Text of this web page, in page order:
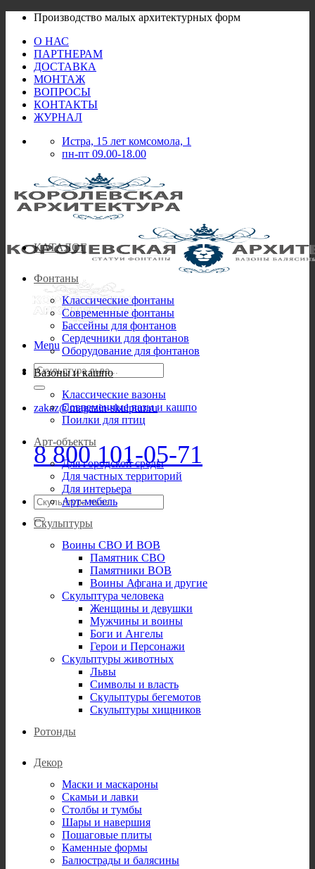
Skip
content
Производство малых архитектурных форм
О НАС
ПАРТНЕРАМ
ДОСТАВКА
МОНТАЖ
ВОПРОСЫ
КОНТАКТЫ
ЖУРНАЛ
Истра, 15 лет комсомола, 1
пн-пт 09.00-18.00
Menu
Искать:
zakaz@magazin-skulptur.ru
8 800 101-05-71
Искать:
КАТАЛОГ
Фонтаны
Классические фонтаны
Современные фонтаны
Бассейны для фонтанов
Сердечники для фонтанов
Оборудование для фонтанов
Вазоны и кашпо
Классические вазоны
Современные вазы и кашпо
Поилки для птиц
Арт-объекты
Для городской среды
Для частных территорий
Для интерьера
Арт-мебель
Скульптуры
Воины СВО И ВОВ
Памятник СВО
Памятники ВОВ
Воины Афгана и другие
Скульптура человека
Женщины и девушки
Мужчины и воины
Боги и Ангелы
Герои и Персонажи
Скульптуры животных
Львы
Символы и власть
Скульптуры бегемотов
Скульптуры хищников
Ротонды
Декор
Маски и маскароны
Скамьи и лавки
Столбы и тумбы
Шары и навершия
Пошаговые плиты
Каменные формы
Балюстрады и балясины